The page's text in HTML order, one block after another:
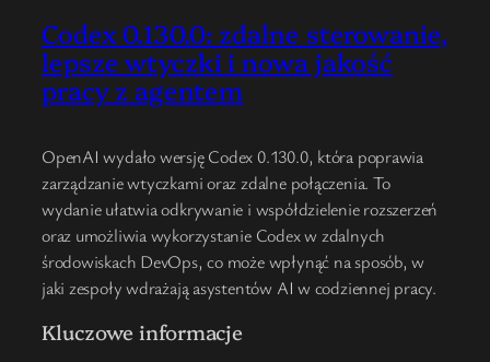
Codex 0.130.0: zdalne sterowanie,
lepsze wtyczki i nowa jakość
pracy z agentem
OpenAI wydało wersję Codex 0.130.0, która poprawia
zarządzanie wtyczkami oraz zdalne połączenia. To
wydanie ułatwia odkrywanie i współdzielenie rozszerzeń
oraz umożliwia wykorzystanie Codex w zdalnych
środowiskach DevOps, co może wpłynąć na sposób, w
jaki zespoły wdrażają asystentów AI w codziennej pracy.
Kluczowe informacje